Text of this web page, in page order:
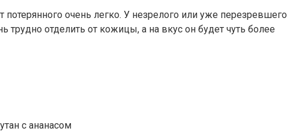
потерянного очень легко. У незрелого или уже перезревшего
трудно отделить от кожицы, а на вкус он будет чуть более
с ананасом